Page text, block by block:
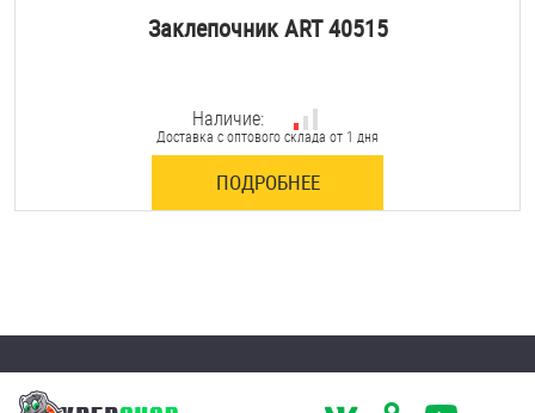
Заклепочник ART 40515
Наличие:
Доставка с оптового склада от 1 дня
ПОДРОБНЕЕ